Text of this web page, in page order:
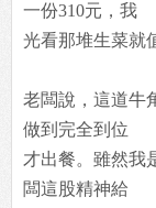
一份310元，我
光看那堆生菜就
老闆說，這道牛
做到完全到位
才出餐。雖然我
闆這股精神給